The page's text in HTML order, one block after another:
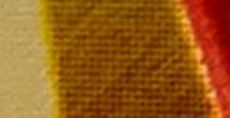
Champagne MAILLY Grand Cru
28 rue de la Libération – 51500 Mailly Champagne
Tél : 03 26 49 41 10
Nous contacter par email